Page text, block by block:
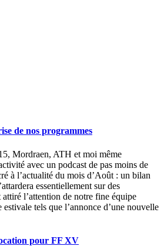
de nos programmes
Mordraen, ATH et moi même
avec un podcast de pas moins de
à l’actualité du mois d’Août : un bilan
essentiellement sur des
l’attention de notre fine équipe
estivale tels que l’annonce d’une nouvelle
pour FF XV